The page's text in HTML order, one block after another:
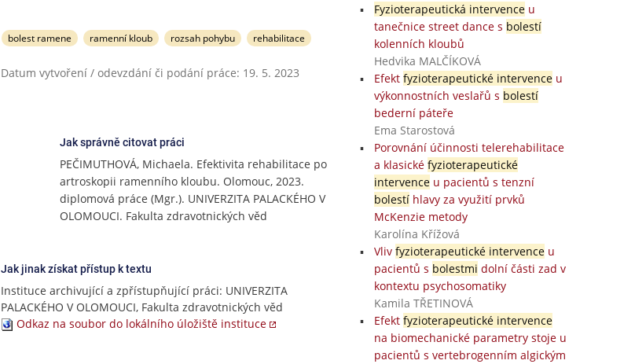
bolest ramene ramenní kloub rozsah pohybu rehabilitace
Datum vytvoření / odevzdání či podání práce: 19. 5. 2023
Jak správně citovat práci
PEČIMUTHOVÁ, Michaela. Efektivita rehabilitace po
artroskopii ramenního kloubu. Olomouc, 2023.
diplomová práce (Mgr.). UNIVERZITA PALACKÉHO V
OLOMOUCI. Fakulta zdravotnických věd
Jak jinak získat přístup k textu
Instituce archivující a zpřístupňující práci: UNIVERZITA
PALACKÉHO V OLOMOUCI, Fakulta zdravotnických věd
Odkaz na soubor do lokálního úložiště instituce
Fyzioterapeutická intervenceu
tanečnice street dance s bolestí
kolenních kloubů
Hedvika MALČÍKOVÁ
Efekt fyzioterapeutické intervenceu
výkonnostních veslařů s bolestí
bederní páteře
Ema Starostová
Porovnání účinnosti telerehabilitace
a klasické fyzioterapeutické
intervenceu pacientů s tenzní
bolestíhlavy za využití prvků
McKenzie metody
Karolína Křížová
Vliv fyzioterapeutické intervenceu
pacientů s bolestmi dolní části zad v
kontextu psychosomatiky
Kamila TŘETINOVÁ
Efekt fyzioterapeutické intervence
na biomechanické parametry stoje u
pacientů s vertebrogenním algickým